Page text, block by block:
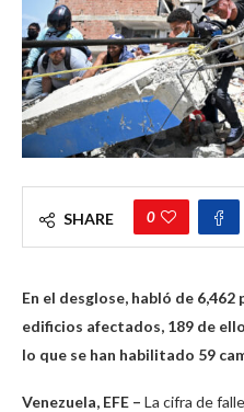
SHARE 0
En el desglose, habló de
edificios afectados, 189 de
lo que se han habilitado 59
Venezuela, EFE – La cifra de